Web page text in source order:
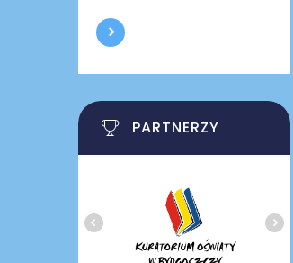
PARTNERZY